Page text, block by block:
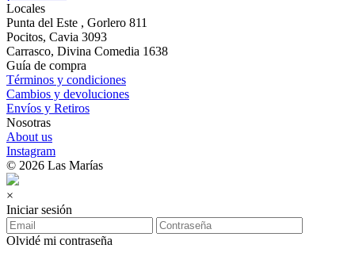
Locales
Punta del Este , Gorlero 811
Pocitos, Cavia 3093
Carrasco, Divina Comedia 1638
Guía de compra
Términos y condiciones
Cambios y devoluciones
Envíos y Retiros
Nosotras
About us
Instagram
© 2026 Las Marías
×
Iniciar sesión
Olvidé mi contraseña